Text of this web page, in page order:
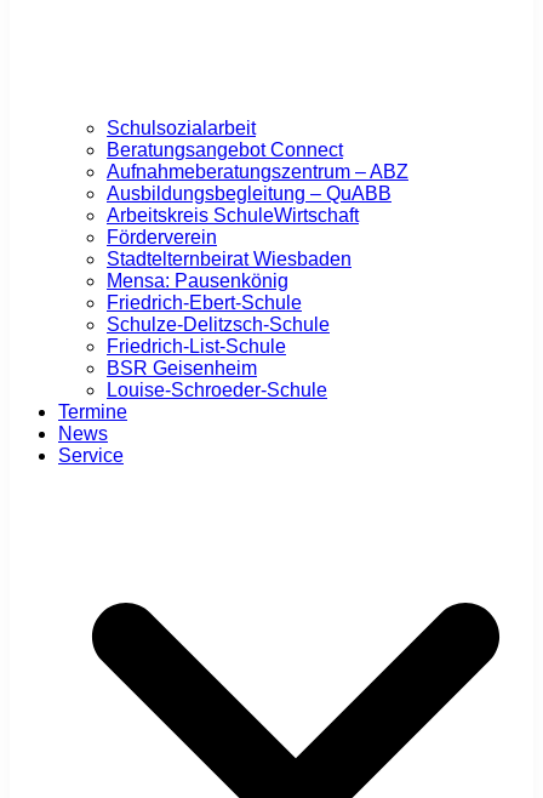
Schulsozialarbeit
Beratungsangebot Connect
Aufnahmeberatungszentrum – ABZ
Ausbildungsbegleitung – QuABB
Arbeitskreis SchuleWirtschaft
Förderverein
Stadtelternbeirat Wiesbaden
Mensa: Pausenkönig
Friedrich-Ebert-Schule
Schulze-Delitzsch-Schule
Friedrich-List-Schule
BSR Geisenheim
Louise-Schroeder-Schule
Termine
News
Service